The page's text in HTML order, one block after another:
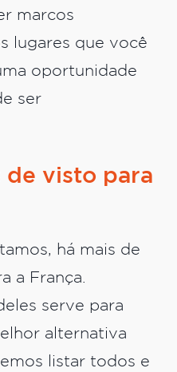
marcos
lugares que você
oportunidade
ser
de visto para
há mais de
a França.
serve para
alternativa
listar todos e